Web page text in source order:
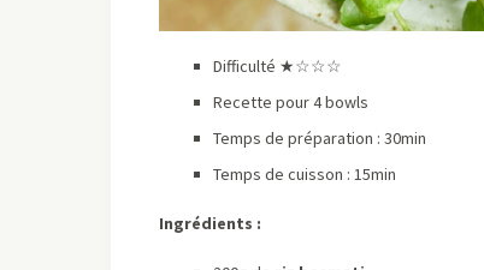
Difficulté ★☆☆☆
Recette pour 4 bowls
Temps de préparation : 30min
Temps de cuisson : 15min
Ingrédients :